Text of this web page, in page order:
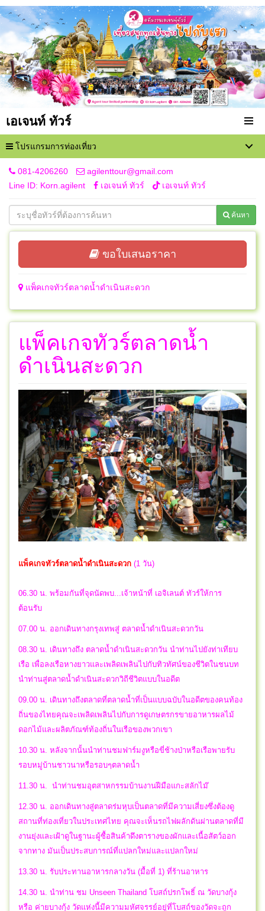
เอเจนท์ ทัวร์
โปรแกรมการท่องเที่ยว
081-4206260
agilenttour@gmail.com
Line ID: Korn.agilent
เอเจนท์ ทัวร์ เอเจนท์ ทัวร์
ค้นหา
ขอใบเสนอราคา
แพ็คเกจทัวร์ตลาดน้ำดำเนินสะดวก
แพ็คเกจทัวร์ตลาดน้ำ
ดำเนินสะดวก
แพ็คเกจทัวร์ตลาดน้ำดำเนินสะดวก (1 วัน)
06.30 น. พร้อมกันที่จุดนัดพบ...เจ้าหน้าที่ เอจิเลนต์ ทัวร์ให้การ
ต้อนรับ
07.00 น. ออกเดินทางกรุงเทพสู่ ตลาดน้ำดำเนินสะดวกวัน
08.30 น. เดินทางถึง ตลาดน้ำดำเนินสะดวกวัน นำท่านไปยังท่าเทียบ
เรือ เพื่อลงเรือหางยาวและเพลิดเพลินไปกับทิวทัศน์ของชีวิตในชนบท
นำท่านสู่ตลาดน้ำดำเนินสะดวกวิถีชีวิตแบบในอดีต
09.00 น. เดินทางถึงตลาดที่ตลาดน้ำที่เป็นแบบฉบับในอดีตของคนท้อง
ถิ่นของไทยคุณจะเพลิดเพลินไปกับการดูเกษตรกรขายอาหารผลไม้
ดอกไม้และผลิตภัณฑ์ท้องถิ่นในเรือของพวกเขา
10.30 น. หลังจากนั้นนำท่านชมฟาร์มงูหรือขี่ช้างป่าหรือเรือพายรับ
รอบหมู่บ้านชาวนาหรือรอบๆตลาดน้ำ
11.30 น. นำท่านชมอุตสาหกรรมบ้านงานฝีมือแกะสลักไม๊
12.30 น. ออกเดินทางสู่ตลาดร่มหุบเป็นตลาดที่มีความเสี่ยงซึ่งต้องดู
สถานที่ท่องเที่ยวในประเทศไทย คุณจะเห็นรถไฟผลักดันผ่านตลาดที่มี
งานยุ่งและเฝ้าดูในฐานะผู้ซื้อสินค้าดึงตารางของผักและเนื้อสัตว์ออก
จากทาง มันเป็นประสบการณ์ที่แปลกใหม่และแปลกใหม่
13.30 น. รับประทานอาหารกลางวัน (มื้อที่ 1) ที่ร้านอาหาร
14.30 น. นำท่าน ชม Unseen Thailand โบสถ์ปรกโพธิ์ ณ วัดบางกุ้ง
หรือ ค่ายบางกุ้ง วัดแห่งนี้มีความมหัศจรรย์อยู่ที่โบสถ์ของวัดจะถูก